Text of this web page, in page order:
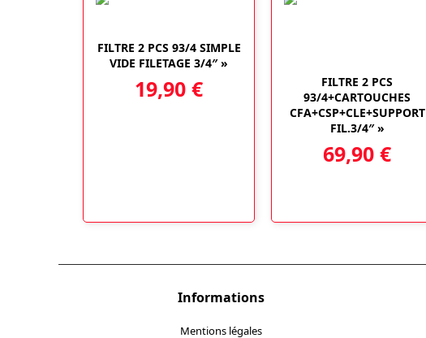
FILTRE 2 PCS 93/4 SIMPLE
VIDE FILETAGE 3/4″ »
19,90 €
FILTRE 2 PCS
93/4+CARTOUCHES
CFA+CSP+CLE+SUPPORT
FIL.3/4″ »
69,90 €
Informations
Mentions légales